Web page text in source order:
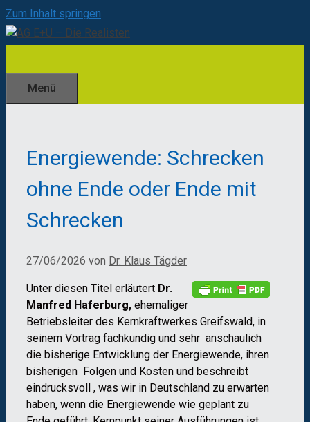
Zum Inhalt springen
Menü
Energiewende: Schrecken
ohne Ende oder Ende mit
Schrecken
27/06/2026 von Dr. Klaus Tägder
Unter diesen Titel erläutert Dr.
Manfred Haferburg, ehemaliger
Betriebsleiter des Kernkraftwerkes Greifswald, in
seinem Vortrag fachkundig und sehr anschaulich
die bisherige Entwicklung der Energiewende, ihren
bisherigen Folgen und Kosten und beschreibt
eindrucksvoll , was wir in Deutschland zu erwarten
haben, wenn die Energiewende wie geplant zu